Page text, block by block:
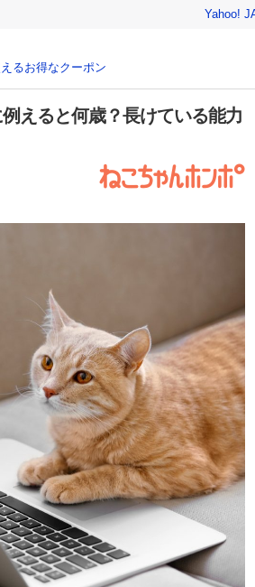
Yahoo!
るお得なクーポン
えると何歳？長けている能力